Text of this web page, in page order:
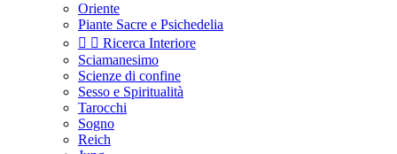
Oriente
Piante Sacre e Psichedelia
  Ricerca Interiore
Sciamanesimo
Scienze di confine
Sesso e Spiritualità
Tarocchi
Sogno
Reich